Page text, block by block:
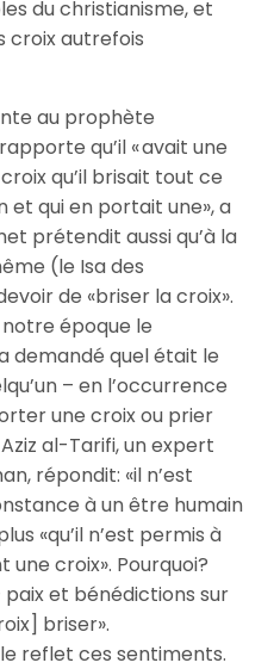
du christianisme, et
croix autrefois
au prophète
qu’il « avait une
qu’il brisait tout ce
et qui en portait une», a
prétendit aussi qu’à la
(le Isa des
de «briser la croix».
époque le
demandé quel était le
– en l’occurrence
une croix ou prier
al-Tarifi, un expert
répondit: «il n’est
à un être humain
«qu’il n’est permis à
croix». Pourquoi?
et bénédictions sur
briser».
reflet ces sentiments.